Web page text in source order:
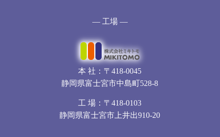
— 工場 —
本 社：〒418-0045
静岡県富士宮市中島町528-8
工 場：〒418-0103
静岡県富士宮市上井出910-20